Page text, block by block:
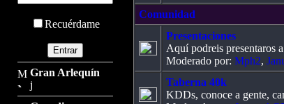
Recuérdame
Gran Arlequín
j
Comunidad
Presentaciones
Aquí podreis presentaros
Moderado por: Mph2,
Taberna 40k
KDDs, conoce a gente,